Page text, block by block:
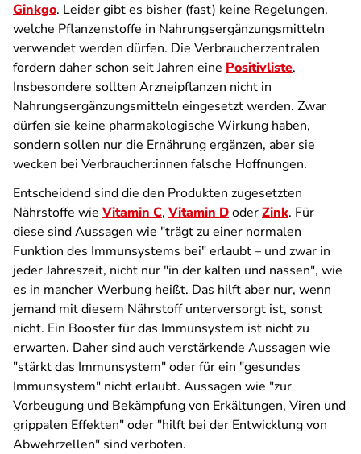
Ginkgo. Leider gibt es bisher (fast) keine Regelungen,
welche Pflanzenstoffe in Nahrungsergänzungsmitteln
verwendet werden dürfen. Die Verbraucherzentralen
fordern daher schon seit Jahren eine Positivliste.
Insbesondere sollten Arzneipflanzen nicht in
Nahrungsergänzungsmitteln eingesetzt werden. Zwar
dürfen sie keine pharmakologische Wirkung haben,
sondern sollen nur die Ernährung ergänzen, aber sie
wecken bei Verbraucher:innen falsche Hoffnungen.
Entscheidend sind die den Produkten zugesetzten
Nährstoffe wie Vitamin C, Vitamin DoderZink. Für
diese sind Aussagen wie "trägt zu einer normalen
Funktion des Immunsystems bei" erlaubt – und zwar in
jeder Jahreszeit, nicht nur "in der kalten und nassen", wie
es in mancher Werbung heißt. Das hilft aber nur, wenn
jemand mit diesem Nährstoff unterversorgt ist, sonst
nicht. Ein Booster für das Immunsystem ist nicht zu
erwarten. Daher sind auch verstärkende Aussagen wie
"stärkt das Immunsystem" oder für ein "gesundes
Immunsystem" nicht erlaubt. Aussagen wie "zur
Vorbeugung und Bekämpfung von Erkältungen, Viren und
grippalen Effekten" oder "hilft bei der Entwicklung von
Abwehrzellen" sind verboten.